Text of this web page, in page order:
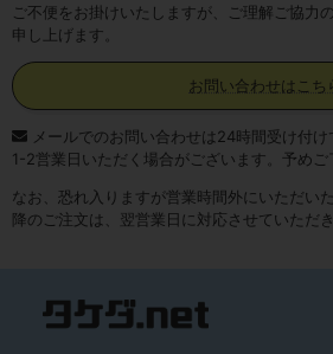
ご不便をお掛けいたしますが、ご理解ご協力
申し上げます。
お問い合わせはこち
メールでのお問い合わせは24時間受け付
1-2営業日いただく場合がございます。予めご
なお、恐れ入りますが営業時間外にいただい
降のご注文は、翌営業日に対応させていただき